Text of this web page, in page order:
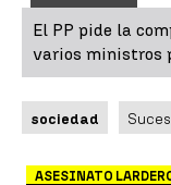
El PP pide la
varios ministros
sociedad
ASESINATO